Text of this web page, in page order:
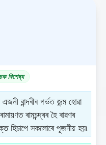
বিশেষ্য
বান্দৰীৰ গৰ্ভত জন্ম হোৱা
ৰামচন্দ্ৰৰ হৈ ৰাৱণৰ
হিচাপে সকলোৰে পূজনীয় হয়৷